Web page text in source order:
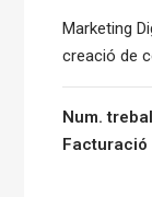
Marketing
creació de
Num.
Facturació